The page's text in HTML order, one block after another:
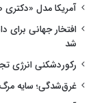
آمریکا مدل
افتخار جهانی برای
شد
رکوردشکنی انرژی تجدیدپذیر با
غرق‌شدگی؛ سایه